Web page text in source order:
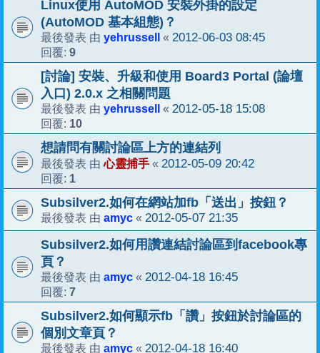
Linux使用 AutoMOD 安裝外掛的設定
(AutoMOD 基本組態)？
最後發表 由 yehrussell « 2012-06-03 08:45
回覆: 9
[討論] 安裝、升級和使用 Board3 Portal (論壇
入口) 2.0.x 之相關問題
最後發表 由 yehrussell « 2012-05-18 15:08
回覆: 10
想請問有關討論區上方的連結列
最後發表 由心靈捕手 « 2012-05-09 20:42
回覆: 1
Subsilver2.如何在網站加fb「送出」按鈕？
最後發表 由 amyc « 2012-05-07 21:35
Subsilver2.如何用讚連結討論區到facebook專
頁？
最後發表 由 amyc « 2012-04-18 16:45
回覆: 7
Subsilver2.如何顯示fb「讚」按鈕於討論區的
個別文章頁？
最後發表 由 amyc « 2012-04-18 16:40